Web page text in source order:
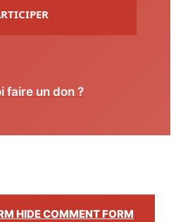
faire un don ?
HIDE COMMENT FORM